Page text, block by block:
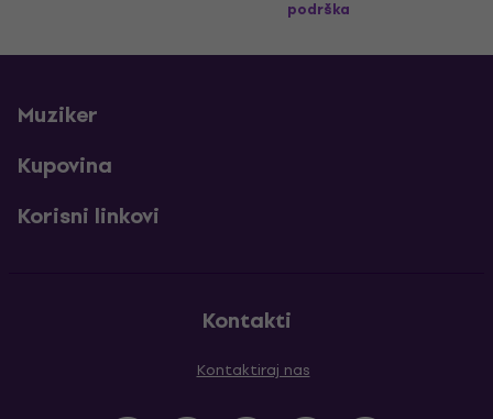
podrška
Muziker
Kupovina
Korisni linkovi
Kontakti
Kontaktiraj nas